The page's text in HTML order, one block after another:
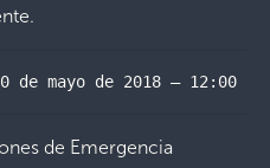
de mayo de 2018 – 12:00
de Emergencia